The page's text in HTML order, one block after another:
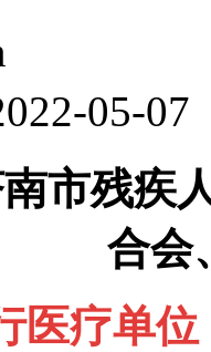
05-07
市残疾
合会
医疗单位